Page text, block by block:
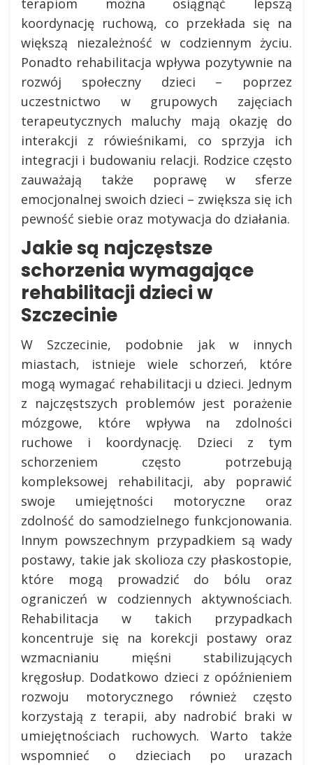
terapiom można osiągnąć lepszą
koordynację ruchową, co przekłada się na
większą niezależność w codziennym życiu.
Ponadto rehabilitacja wpływa pozytywnie na
rozwój społeczny dzieci – poprzez
uczestnictwo w grupowych zajęciach
terapeutycznych maluchy mają okazję do
interakcji z rówieśnikami, co sprzyja ich
integracji i budowaniu relacji. Rodzice często
zauważają także poprawę w sferze
emocjonalnej swoich dzieci – zwiększa się ich
pewność siebie oraz motywacja do działania.
Jakie są najczęstsze
schorzenia wymagające
rehabilitacji dzieci w
Szczecinie
W Szczecinie, podobnie jak w innych
miastach, istnieje wiele schorzeń, które
mogą wymagać rehabilitacji u dzieci. Jednym
z najczęstszych problemów jest porażenie
mózgowe, które wpływa na zdolności
ruchowe i koordynację. Dzieci z tym
schorzeniem często potrzebują
kompleksowej rehabilitacji, aby poprawić
swoje umiejętności motoryczne oraz
zdolność do samodzielnego funkcjonowania.
Innym powszechnym przypadkiem są wady
postawy, takie jak skolioza czy płaskostopie,
które mogą prowadzić do bólu oraz
ograniczeń w codziennych aktywnościach.
Rehabilitacja w takich przypadkach
koncentruje się na korekcji postawy oraz
wzmacnianiu mięśni stabilizujących
kręgosłup. Dodatkowo dzieci z opóźnieniem
rozwoju motorycznego również często
korzystają z terapii, aby nadrobić braki w
umiejętnościach ruchowych. Warto także
wspomnieć o dzieciach po urazach